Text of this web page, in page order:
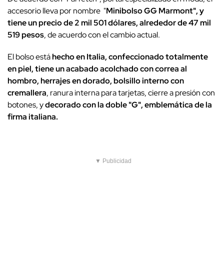
accesorio lleva por nombre "Minibolso GG Marmont", y
tiene un precio de 2 mil 501 dólares, alrededor de 47 mil
519 pesos, de acuerdo con el cambio actual.
El bolso estáhecho en Italia, confeccionado totalmente
en piel, tiene un acabado acolchado con correa al
hombro, herrajes en dorado, bolsillo interno con
cremallera, ranura interna para tarjetas, cierre a presión con
botones, ydecorado con la doble "G", emblemática de la
firma italiana.
▼ Publicidad